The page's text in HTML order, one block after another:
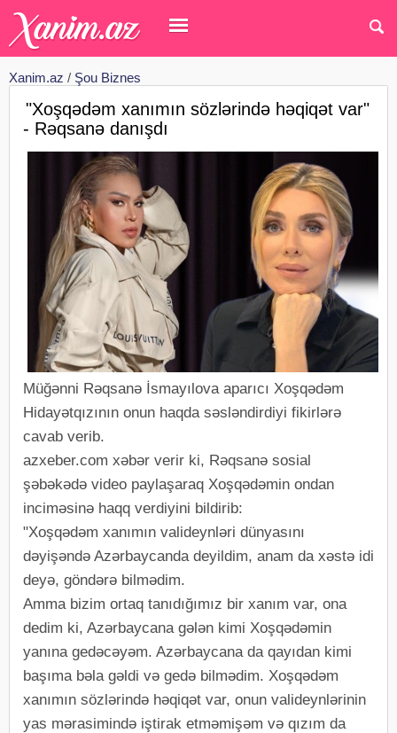
Xanim.az / Şou Biznes
"Xoşqədəm xanımın sözlərində həqiqət var"
- Rəqsanə danışdı
Müğənni Rəqsanə İsmayılova aparıcı Xoşqədəm
Hidayətqızının onun haqda səsləndirdiyi fikirlərə
cavab verib.
azxeber.com xəbər verir ki, Rəqsanə sosial
şəbəkədə video paylaşaraq Xoşqədəmin ondan
inciməsinə haqq verdiyini bildirib:
"Xoşqədəm xanımın valideynləri dünyasını
dəyişəndə Azərbaycanda deyildim, anam da xəstə idi
deyə, göndərə bilmədim.
Amma bizim ortaq tanıdığımız bir xanım var, ona
dedim ki, Azərbaycana gələn kimi Xoşqədəmin
yanına gedəcəyəm. Azərbaycana da qayıdan kimi
başıma bəla gəldi və gedə bilmədim. Xoşqədəm
xanımın sözlərində həqiqət var, onun valideynlərinin
yas mərasimində iştirak etməmişəm və qızım da